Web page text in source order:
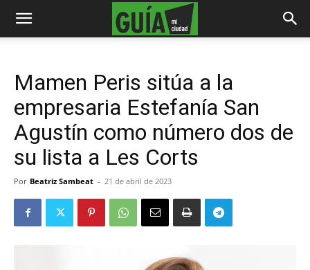
Mamen Peris sitúa a la
empresaria Estefanía San
Agustín como número dos de
su lista a Les Corts
Por Beatriz Sambeat - 21 de abril de 2023